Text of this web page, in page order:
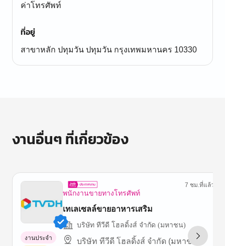
ค่าโทรศัพท์
ที่อยู่
สาขาหลัก ปทุมวัน ปทุมวัน กรุงเทพมหานคร 10330
งานอื่นๆ ที่เกี่ยวข้อง
พนักงานขายทางโทรศัพท์
7 ชม.ที่แล้ว
เทเลเซลล์ขายอาหารเสริม
บริษัท ทีวีดี โฮลดิ้งส์ จำกัด (มหาชน)
บริษัท ทีวีดี โฮลดิ้งส์ จำกัด (มหาชน)
งานประจำ